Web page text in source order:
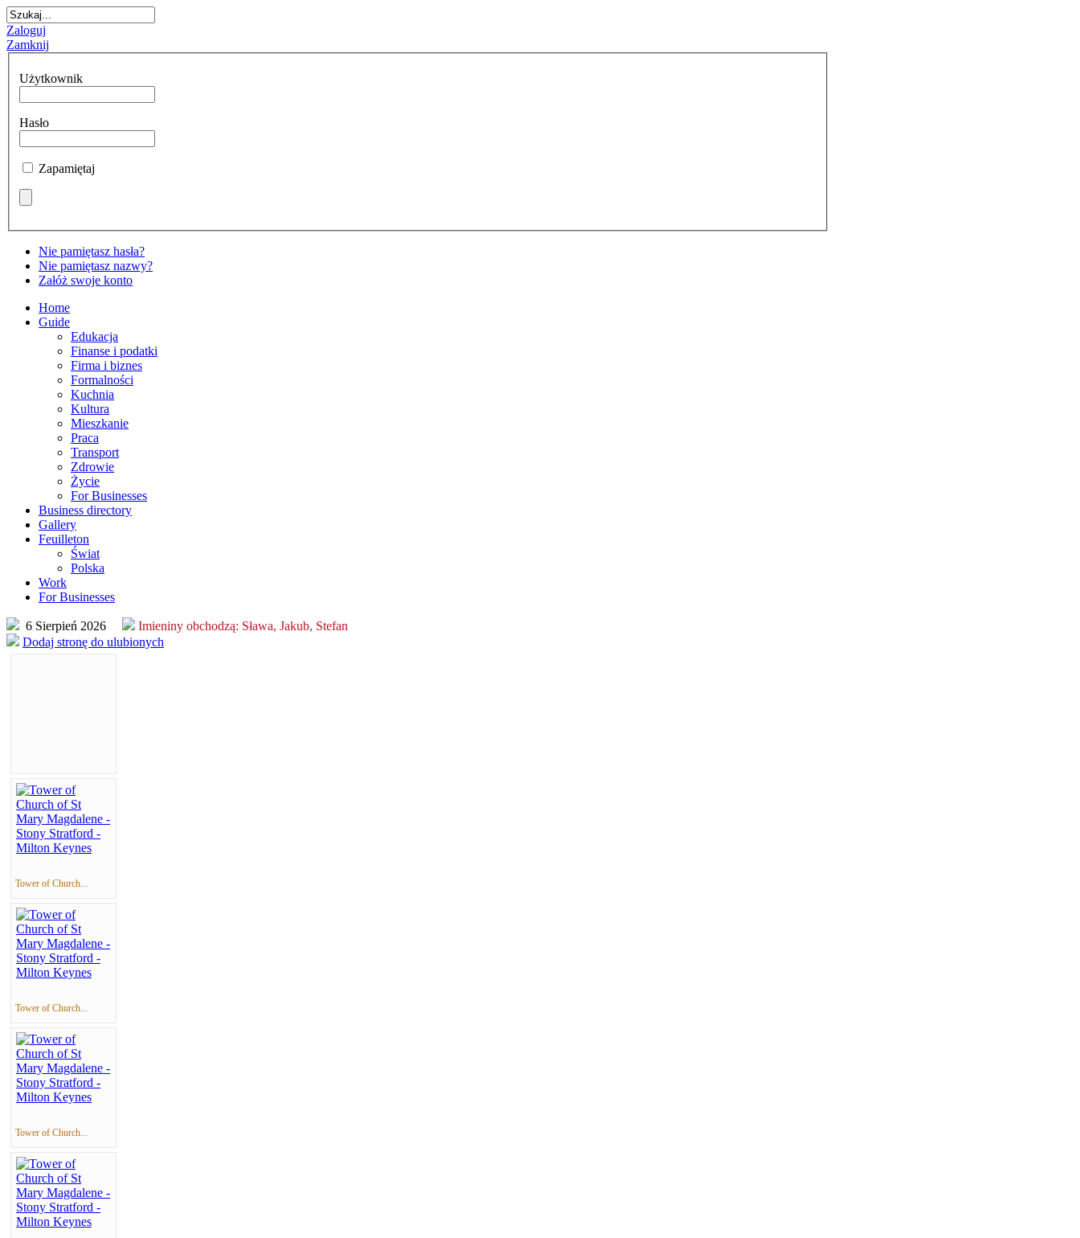
Zaloguj
Zamknij
Użytkownik
Hasło
Zapamiętaj
Nie pamiętasz hasła?
Nie pamiętasz nazwy?
Załóż swoje konto
Home
Guide
Edukacja
Finanse i podatki
Firma i biznes
Formalności
Kuchnia
Kultura
Mieszkanie
Praca
Transport
Zdrowie
Życie
For Businesses
Business directory
Gallery
Feuilleton
Świat
Polska
Work
For Businesses
6 Sierpień 2026 Imieniny obchodzą: Sława, Jakub, Stefan
Dodaj stronę do ulubionych
Tower of Church...
Tower of Church...
Tower of Church...